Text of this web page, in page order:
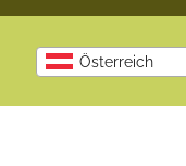
Österreich